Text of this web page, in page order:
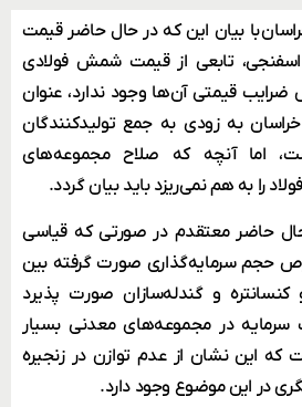
با بیان این که در حال حاضر قیمت
اسفنجی، تابعی از قیمت شمش فولادی
ضرایب قیمتی آن‌ها وجود ندارد، عنوان
به زودی به جمع تولیدکنندگان
اما آنچه که صلاح مجموعه‌های
را به هم نمی‌ریزد باید بیان گردد.
حاضر معتقدم در صورتی که قیاسی
حجم سرمایه‌گذاری صورت گرفته بین
کنسانتره و گندله‌سازان صورت پذیرد
در مجموعه‌های معدنی بسیار
که این نشان از عدم توازن در زنجیره
در این موضوع وجود دارد.